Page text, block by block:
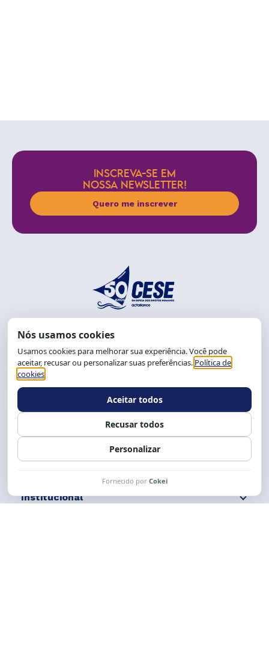
INSCREVA-SE EM
NOSSA NEWSLETTER!
Quero me inscrever
End.: R. da Graça, 150. Graça
CEP: 40.150-055
Salvador-BA, Brasil.
Tel.: (71) 2104-5457, Cel.: (71) 9 9239-2104 ou 2105
Expediente: 8h às 12h e 13 às 17h.
Siga nossas redes Fale conosco
Institucional